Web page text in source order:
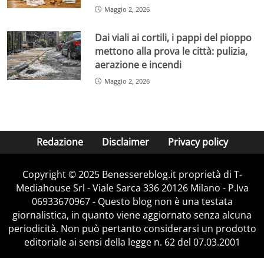
Maggio 2, 2026
Dai viali ai cortili, i pappi del pioppo
mettono alla prova le città: pulizia,
aerazione e incendi
Maggio 2, 2026
Redazione Disclaimer Privacy policy
Copyright © 2025 Benessereblog.it proprietà di T-
Mediahouse Srl - Viale Sarca 336 20126 Milano - P.Iva
06933670967 - Questo blog non è una testata
giornalistica, in quanto viene aggiornato senza alcuna
periodicità. Non può pertanto considerarsi un prodotto
editoriale ai sensi della legge n. 62 del 07.03.2001